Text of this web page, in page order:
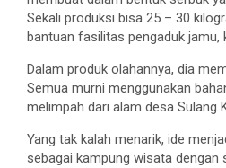
Sekali produksi bisa 25 – 30
bantuan fasilitas pengaduk jamu,
Dalam produk olahannya, dia
Semua murni menggunakan
melimpah dari alam desa Sulang
Yang tak kalah menarik, ide
sebagai kampung wisata dengan